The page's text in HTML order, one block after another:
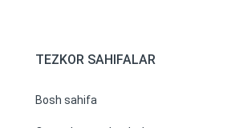
TEZKOR SAHIFALAR
Bosh sahifa